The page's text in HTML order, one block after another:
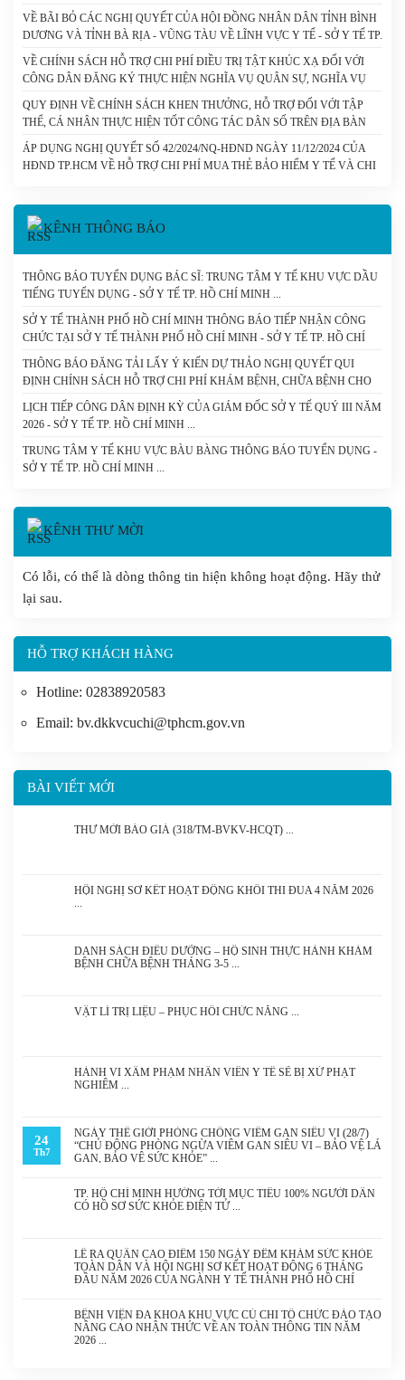
TẾ CÔNG LẬP CÓ SỐ THU LỚN DO THÀNH PHỐ HỒ CHÍ MINH QUẢN
LÝ (CHUNG) - SỞ Y TẾ TP. HỒ CHÍ MINH
VỀ BÃI BỎ CÁC NGHỊ QUYẾT CỦA HỘI ĐỒNG NHÂN DÂN TỈNH BÌNH
DƯƠNG VÀ TỈNH BÀ RỊA - VŨNG TÀU VỀ LĨNH VỰC Y TẾ - SỞ Y TẾ TP.
HỒ CHÍ MINH
VỀ CHÍNH SÁCH HỖ TRỢ CHI PHÍ ĐIỀU TRỊ TẬT KHÚC XẠ ĐỐI VỚI
CÔNG DÂN ĐĂNG KÝ THỰC HIỆN NGHĨA VỤ QUÂN SỰ, NGHĨA VỤ
THAM GIA CÔNG AN NHÂN DÂN - SỞ Y TẾ TP. HỒ CHÍ MINH
QUY ĐỊNH VỀ CHÍNH SÁCH KHEN THƯỞNG, HỖ TRỢ ĐỐI VỚI TẬP
THỂ, CÁ NHÂN THỰC HIỆN TỐT CÔNG TÁC DÂN SỐ TRÊN ĐỊA BÀN
THÀNH PHỐ HỒ CHÍ MINH. - SỞ Y TẾ TP. HỒ CHÍ MINH
ÁP DỤNG NGHỊ QUYẾT SỐ 42/2024/NQ-HĐND NGÀY 11/12/2024 CỦA
HĐND TP.HCM VỀ HỖ TRỢ CHI PHÍ MUA THẺ BẢO HIỂM Y TẾ VÀ CHI
CHÍ MINH
KÊNH THÔNG BÁO
THÔNG BÁO TUYỂN DỤNG BÁC SĨ: TRUNG TÂM Y TẾ KHU VỰC DẦU
TIẾNG TUYỂN DỤNG - SỞ Y TẾ TP. HỒ CHÍ MINH
SỞ Y TẾ THÀNH PHỐ HỒ CHÍ MINH THÔNG BÁO TIẾP NHẬN CÔNG
CHỨC TẠI SỞ Y TẾ THÀNH PHỐ HỒ CHÍ MINH - SỞ Y TẾ TP. HỒ CHÍ
MINH
THÔNG BÁO ĐĂNG TẢI LẤY Ý KIẾN DỰ THẢO NGHỊ QUYẾT QUI
ĐỊNH CHÍNH SÁCH HỖ TRỢ CHI PHÍ KHÁM BỆNH, CHỮA BỆNH CHO
NGƯỜI BỆNH CHẠY THẬN NHÂN TẠO VÀ DỰ THẢO NGHỊ QUYẾT
CỦA HỘI ĐỒNG NHÂN DÂN THÀNH PHỐ QUY ĐỊNH MỨC HỖ TRỢ
ĐÓNG BẢO HIỂM Y TẾ CHO NGƯỜI CAO TUỔI, HỌC SINH TRÊN ĐỊA
BÀN THÀNH PHỐ HỒ CHÍ MINH. - SỞ Y TẾ TP. HỒ CHÍ MINH
LỊCH TIẾP CÔNG DÂN ĐỊNH KỲ CỦA GIÁM ĐỐC SỞ Y TẾ QUÝ III NĂM
2026 - SỞ Y TẾ TP. HỒ CHÍ MINH
TRUNG TÂM Y TẾ KHU VỰC BÀU BÀNG THÔNG BÁO TUYỂN DỤNG -
SỞ Y TẾ TP. HỒ CHÍ MINH
KÊNH THƯ MỜI
Có lỗi, có thể là dòng thông tin hiện không hoạt động. Hãy thử
lại sau.
HỖ TRỢ KHÁCH HÀNG
Hotline: 02838920583
Email: bv.dkkvcuchi@tphcm.gov.vn
BÀI VIẾT MỚI
THƯ MỜI BÁO GIÁ (318/TM-BVKV-HCQT)
HỘI NGHỊ SƠ KẾT HOẠT ĐỘNG KHỐI THI ĐUA 4 NĂM 2026
DANH SÁCH ĐIỀU DƯỠNG – HỘ SINH THỰC HÀNH KHÁM
BỆNH CHỮA BỆNH THÁNG 3-5
VẬT LÍ TRỊ LIỆU – PHỤC HỒI CHỨC NĂNG
HÀNH VI XÂM PHẠM NHÂN VIÊN Y TẾ SẼ BỊ XỬ PHẠT
NGHIÊM
24
Th7
NGÀY THẾ GIỚI PHÒNG CHỐNG VIÊM GAN SIÊU VI (28/7)
“CHỦ ĐỘNG PHÒNG NGỪA VIÊM GAN SIÊU VI – BẢO VỆ LÁ
GAN, BẢO VỆ SỨC KHỎE”
TP. HỒ CHÍ MINH HƯỚNG TỚI MỤC TIÊU 100% NGƯỜI DÂN
CÓ HỒ SƠ SỨC KHỎE ĐIỆN TỬ
LỄ RA QUÂN CAO ĐIỂM 150 NGÀY ĐÊM KHÁM SỨC KHỎE
TOÀN DÂN VÀ HỘI NGHỊ SƠ KẾT HOẠT ĐỘNG 6 THÁNG
ĐẦU NĂM 2026 CỦA NGÀNH Y TẾ THÀNH PHỐ HỒ CHÍ
BỆNH VIỆN ĐA KHOA KHU VỰC CỦ CHI TỔ CHỨC ĐÀO TẠO
NÂNG CAO NHẬN THỨC VỀ AN TOÀN THÔNG TIN NĂM
2026